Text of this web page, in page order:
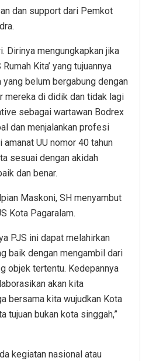
dan support dari Pemkot
Dirinya mengungkapkan jika
Kita’ yang tujuannya
belum bergabung dengan
mereka di didik dan tidak lagi
sebagai wartawan Bodrex
dan menjalankan profesi
UU nomor 40 tahun
sesuai dengan akidah
dan benar.
Maskoni, SH menyambut
Kota Pagaralam.
PJS ini dapat melahirkan
baik dengan mengambil dari
objek tertentu. Kedepannya
akan kita
bersama kita wujudkan Kota
tujuan bukan kota singgah,”
kegiatan nasional atau